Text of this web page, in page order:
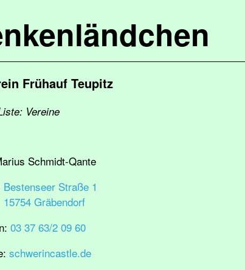
Frühauf Teupitz
Vereine
Schmidt-Qante
Bestenseer Straße 1
15754 Gräbendorf
03 37 63/2 09 60
schwerincastle.de